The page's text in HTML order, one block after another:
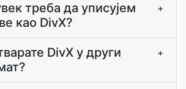
треба да уписујем
као DivX?
+
DivX у други
+